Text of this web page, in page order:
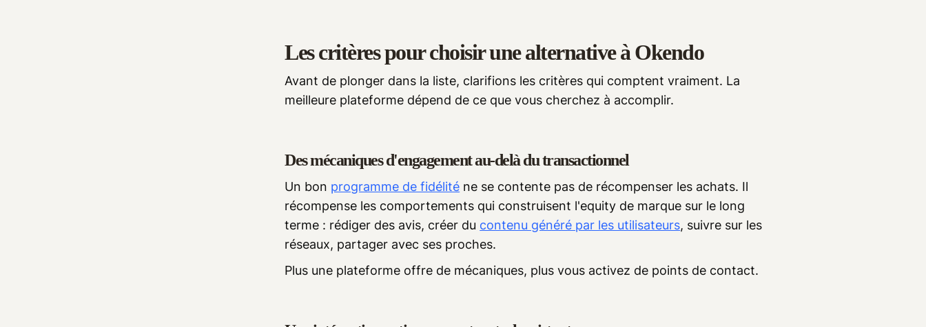
Les critères pour choisir une alternative à Okendo
Avant de plonger dans la liste, clarifions les critères qui comptent vraiment. La
meilleure plateforme dépend de ce que vous cherchez à accomplir.
Des mécaniques d'engagement au-delà du transactionnel
Un bon programme de fidélité ne se contente pas de récompenser les achats. Il
récompense les comportements qui construisent l'equity de marque sur le long
terme : rédiger des avis, créer du contenu généré par les utilisateurs, suivre sur les
réseaux, partager avec ses proches.
Plus une plateforme offre de mécaniques, plus vous activez de points de contact.